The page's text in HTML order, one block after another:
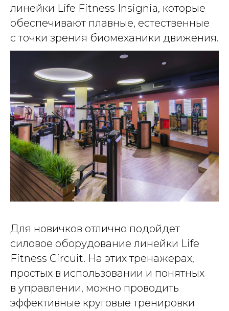
линейки Life Fitness Insignia, которые
обеспечивают плавные, естественные
с точки зрения биомеханики движения.
Для новичков отлично подойдет
силовое оборудование линейки Life
Fitness Circuit. На этих тренажерах,
простых в использовании и понятных
в управлении, можно проводить
эффективные круговые тренировки